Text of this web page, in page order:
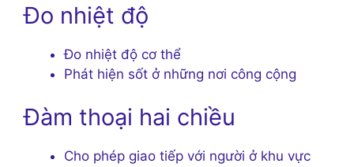
Đo nhiệt độ
Đo nhiệt độ cơ thể
Phát hiện sốt ở những nơi công cộng
Đàm thoại hai chiều
Cho phép giao tiếp với người ở khu vực